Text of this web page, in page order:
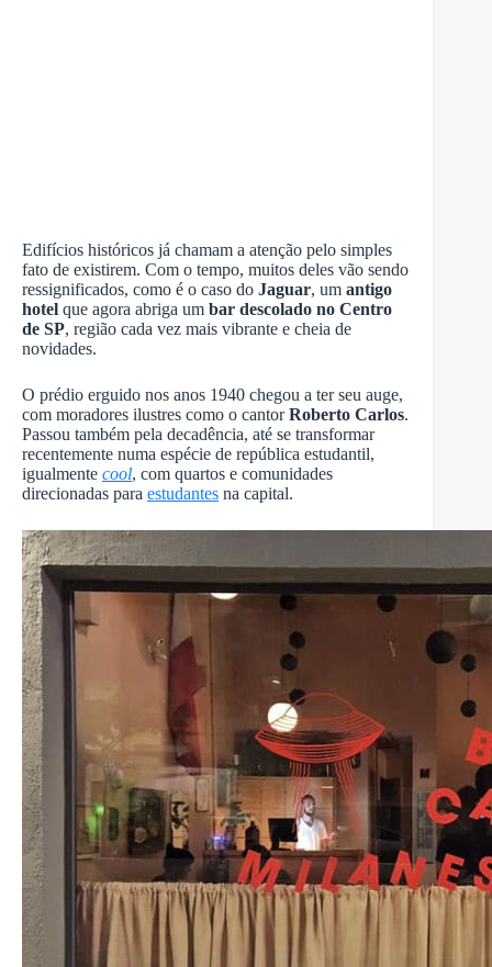
Edifícios históricos já chamam a atenção pelo simples
fato de existirem. Com o tempo, muitos deles vão sendo
ressignificados, como é o caso do Jaguar, um antigo
hotel que agora abriga um bar descolado no Centro
de SP, região cada vez mais vibrante e cheia de
novidades.
O prédio erguido nos anos 1940 chegou a ter seu auge,
com moradores ilustres como o cantorRoberto Carlos.
Passou também pela decadência, até se transformar
recentemente numa espécie de república estudantil,
igualmente cool, com quartos e comunidades
direcionadas para estudantes na capital.